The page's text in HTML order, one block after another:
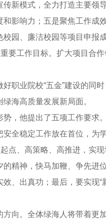
新模式，全力打造主要领
影响力；五是聚焦工作成
园、廉洁校园等项目申报
要工作目标。扩大项目合
业院校“五金”建设的同时
海高质量发展新局面。
他提出了五项工作要求。
全稳定工作放在首位，为
点、高策略、高推进，实
精神，快马加鞭、争先进
、出真功；最后，要实现“
。全体绿海人将带着更